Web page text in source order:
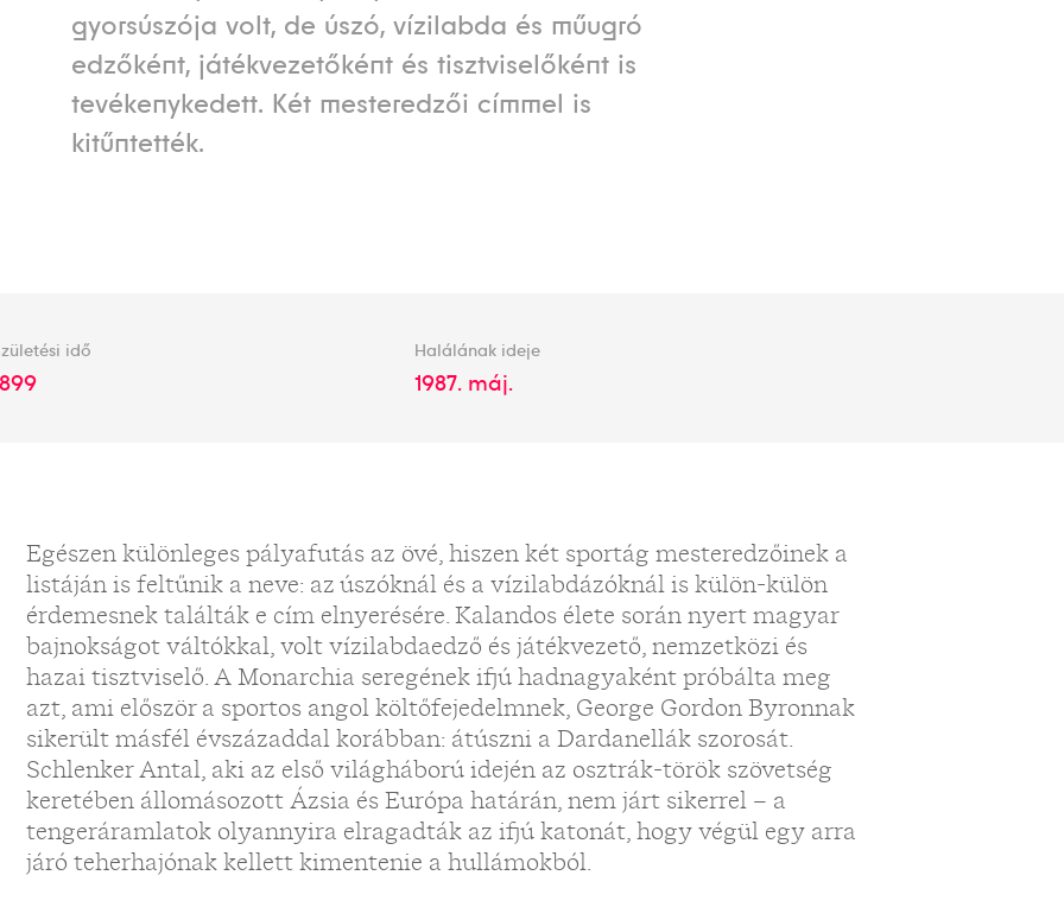
gyorsúszója volt, de úszó, vízilabda és műugró
edzőként, játékvezetőként és tisztviselőként is
tevékenykedett. Két mesteredzői címmel is
kitűntették.
idő Halálának ideje
1987. máj.
Egészen különleges pályafutás az övé, hiszen két sportág mesteredzőinek a
listáján is feltűnik a neve: az úszóknál és a vízilabdázóknál is külön-külön
érdemesnek találták e cím elnyerésére. Kalandos élete során nyert magyar
bajnokságot váltókkal, volt vízilabdaedző és játékvezető, nemzetközi és
hazai tisztviselő. A Monarchia seregének ifjú hadnagyaként próbálta meg
azt, ami először a sportos angol költőfejedelmnek, George Gordon Byronnak
sikerült másfél évszázaddal korábban: átúszni a Dardanellák szorosát.
Schlenker Antal, aki az első világháború idején az osztrák-török szövetség
keretében állomásozott Ázsia és Európa határán, nem járt sikerrel – a
tengeráramlatok olyannyira elragadták az ifjú katonát, hogy végül egy arra
járó teherhajónak kellett kimentenie a hullámokból.